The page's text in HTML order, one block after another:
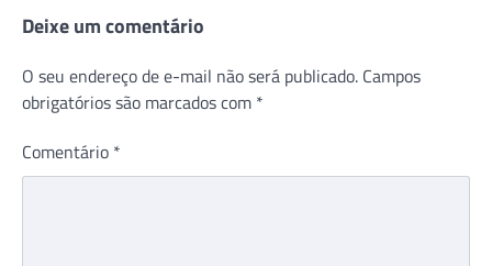
Deixe um comentário
O seu endereço de e-mail não será publicado. Campos
obrigatórios são marcados com *
Comentário *